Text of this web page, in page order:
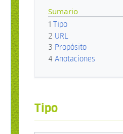
Sumario
1 Tipo
2 URL
3 Propósito
4 Anotaciones
Tipo